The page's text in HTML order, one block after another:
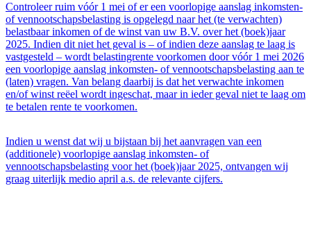
Controleer ruim vóór 1 mei of er een voorlopige aanslag inkomsten-
of vennootschapsbelasting is opgelegd naar het (te verwachten)
belastbaar inkomen of de winst van uw B.V. over het (boek)jaar
2025. Indien dit niet het geval is – of indien deze aanslag te laag is
vastgesteld – wordt belastingrente voorkomen door vóór 1 mei 2026
een voorlopige aanslag inkomsten- of vennootschapsbelasting aan te
(laten) vragen. Van belang daarbij is dat het verwachte inkomen
en/of winst reëel wordt ingeschat, maar in ieder geval niet te laag om
te betalen rente te voorkomen.
Indien u wenst dat wij u bijstaan bij het aanvragen van een
(additionele) voorlopige aanslag inkomsten- of
vennootschapsbelasting voor het (boek)jaar 2025, ontvangen wij
graag uiterlijk medio april a.s. de relevante cijfers.